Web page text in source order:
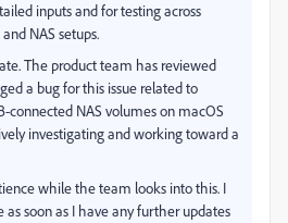
inputs and for testing across
NAS setups.
The product team has reviewed
a bug for this issue related to
connected NAS volumes on macOS
investigating and working toward a
while the team looks into this. I
soon as I have any further updates